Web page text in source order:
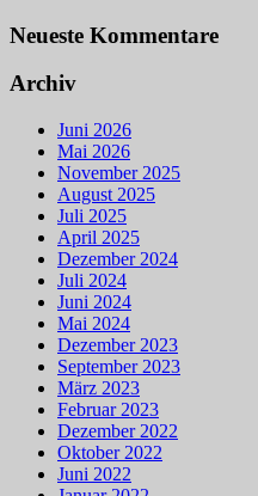
Neueste Kommentare
Archiv
Juni 2026
Mai 2026
November 2025
August 2025
Juli 2025
April 2025
Dezember 2024
Juli 2024
Juni 2024
Mai 2024
Dezember 2023
September 2023
März 2023
Februar 2023
Dezember 2022
Oktober 2022
Juni 2022